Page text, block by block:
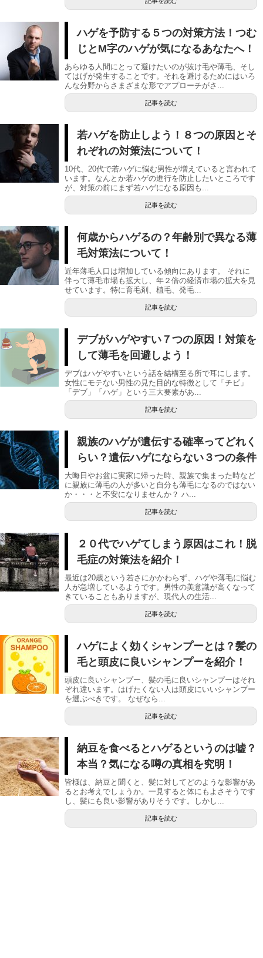
ハゲを予防する５つの対策方法！つむ
じとM字のハゲが気になるあなたへ！
あらゆる人間にとって避けたいのが抜け毛や薄毛、そし
てはげが発生することです。それを避けるためにはいろ
んな分野からさまざまな形でアプローチがさ...
記事を読む
若ハゲを防止しよう！８つの原因とそ
れぞれの対策法について！
10代、20代で若ハゲに悩む男性が増えていると言われて
います。なんとか若ハゲの進行を防止したいところです
が、対策の前にまず若ハゲになる原因も...
記事を読む
何歳からハゲるの？年齢別で異なる薄
毛対策法について！
近年薄毛人口は増加している傾向にあります。 それに
伴って薄毛市場も拡大し、年２倍の経済市場の拡大を見
せています。特に育毛剤、植毛、発毛...
記事を読む
デブがハゲやすい７つの原因！対策を
して薄毛を回避しよう！
デブはハゲやすいという話を結構至る所で耳にします。
女性にモテない男性の見た目的な特徴として「チビ」
「デブ」「ハゲ」という三大要素があ...
記事を読む
親族のハゲが遺伝する確率ってどれく
らい？遺伝ハゲにならない３つの条件
大晦日やお盆に実家に帰った時、親族で集まった時など
に親族に薄毛の人が多いと自分も薄毛になるのではない
か・・・と不安になりませんか？ ハ...
記事を読む
２０代でハゲてしまう原因はこれ！脱
毛症の対策法を紹介！
最近は20歳という若さにかかわらず、ハゲや薄毛に悩む
人が急増しているようです。男性の美意識が高くなって
きていることもありますが、現代人の生活...
記事を読む
ハゲによく効くシャンプーとは？髪の
毛と頭皮に良いシャンプーを紹介！
頭皮に良いシャンプー、髪の毛に良いシャンプーはそれ
ぞれ違います。はげたくない人は頭皮にいいシャンプー
を選ぶべきです。 なぜなら...
記事を読む
納豆を食べるとハゲるというのは嘘？
本当？気になる噂の真相を究明！
皆様は、納豆と聞くと、髪に対してどのような影響があ
るとお考えでしょうか。一見すると体にもよさそうです
し、髪にも良い影響がありそうです。しかし...
記事を読む